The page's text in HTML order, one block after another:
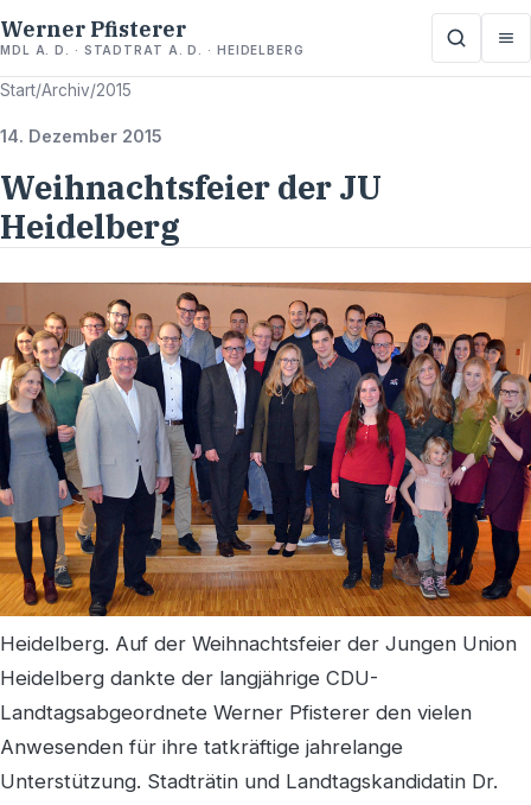
Werner Pfisterer
MDL A. D. · STADTRAT A. D. · HEIDELBERG
Start/Archiv/2015
14. Dezember 2015
Weihnachtsfeier der JU
Heidelberg
Heidelberg. Auf der Weihnachtsfeier der Jungen Union
Heidelberg dankte der langjährige CDU-
Landtagsabgeordnete Werner Pfisterer den vielen
Anwesenden für ihre tatkräftige jahrelange
Unterstützung. Stadträtin und Landtagskandidatin Dr.